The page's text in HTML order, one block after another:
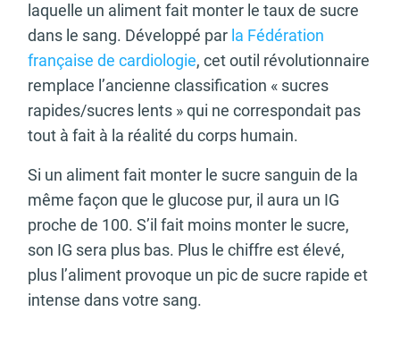
laquelle un aliment fait monter le taux de sucre
dans le sang. Développé par la Fédération
française de cardiologie, cet outil révolutionnaire
remplace l’ancienne classification « sucres
rapides/sucres lents » qui ne correspondait pas
tout à fait à la réalité du corps humain.
Si un aliment fait monter le sucre sanguin de la
même façon que le glucose pur, il aura un IG
proche de 100. S’il fait moins monter le sucre,
son IG sera plus bas. Plus le chiffre est élevé,
plus l’aliment provoque un pic de sucre rapide et
intense dans votre sang.